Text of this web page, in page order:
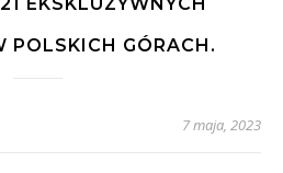
POLSKICH GÓRACH.
7 maja, 2023